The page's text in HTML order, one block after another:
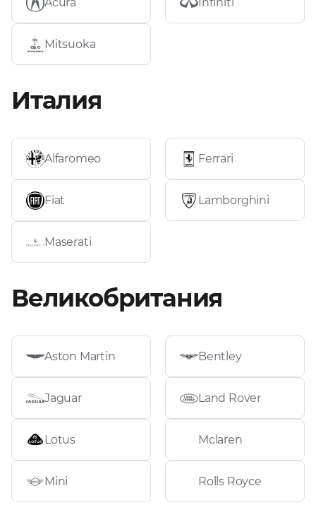
Mitsuoka
Италия
Alfaromeo Ferrari
Fiat Lamborghini
Maserati
Великобритания
Aston Martin Bentley
Jaguar Land Rover
Lotus Mclaren
Mini Rolls Royce
Запросить расчёт